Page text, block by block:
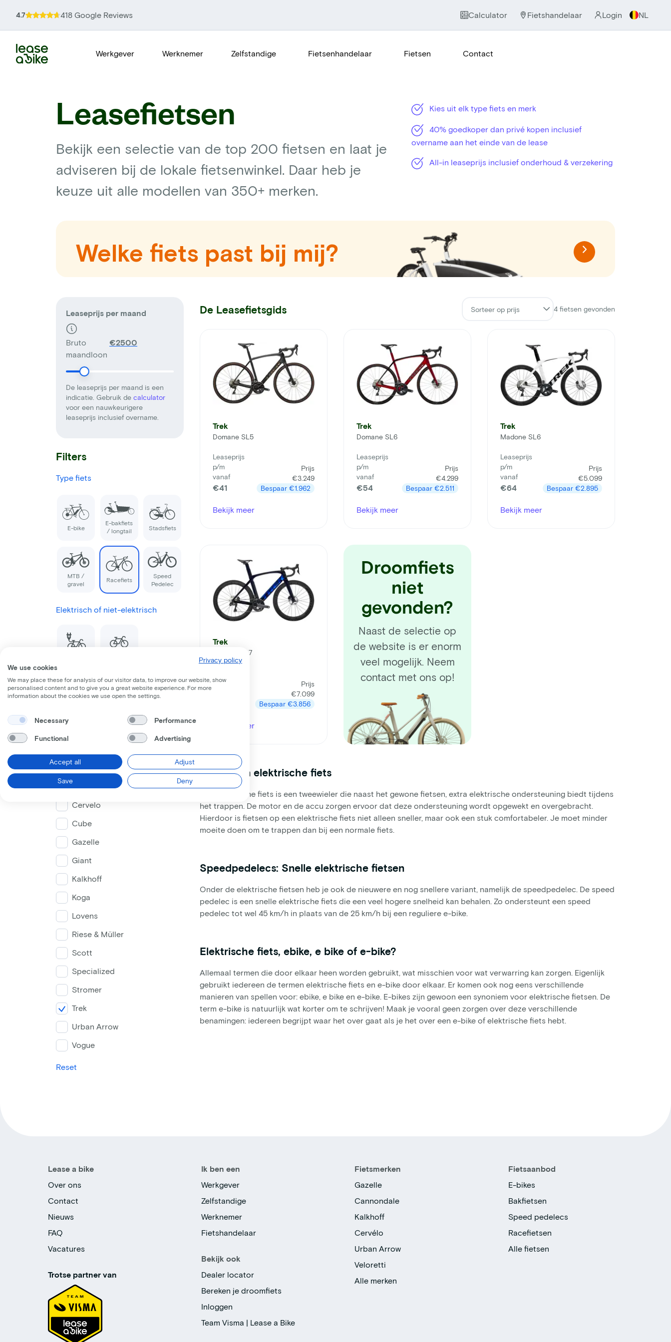
4.7 418 Google Reviews Calculator Fietshandelaar Login NL
Werkgever Werknemer Zelfstandige Fietsenhandelaar Fietsen Contact
Leasefietsen
Bekijk een selectie van de top 200 fietsen en laat je
adviseren bij de lokale fietsenwinkel. Daar heb je
keuze uit alle modellen van 350+ merken.
Kies uit elk type fiets en merk
40% goedkoper dan privé kopen inclusief
overname aan het einde van de lease
All-in leaseprijs inclusief onderhoud & verzekering
Welke fiets past bij mij?
Leaseprijs per maand
Bruto
maandloon
€
De leaseprijs per maand is een
indicatie. Gebruik de calculator
voor een nauwkeurigere
leaseprijs inclusief overname.
Filters
Type fiets
E-bike
E-bakfiets
/ longtail
Stadsfiets
MTB /
gravel
Racefiets
Speed
Pedelec
Elektrisch of niet-elektrisch
Frame model
Middel Hoog
Batavus
Carqon
Cervelo
Cube
Gazelle
Giant
Kalkhoff
Koga
Lovens
Riese & Müller
Scott
Specialized
Stromer
Trek
Urban Arrow
Vogue
Reset
De Leasefietsgids 4 fietsen gevonden
Trek
Domane SL5
Leaseprijs
p/m
vanaf
€41
Prijs
€3.249
Bespaar €1.962
Bekijk meer
Trek
Domane SL6
Leaseprijs
p/m
vanaf
€54
Prijs
€4.299
Bespaar €2.511
Bekijk meer
Trek
Madone SL6
Leaseprijs
p/m
vanaf
€64
Prijs
€5.099
Bespaar €2.895
Bekijk meer
Trek
Madone SL7
p/m
Prijs
€7.099
Bespaar €3.856
Bekijk meer
Droomfiets
niet
gevonden?
Naast de selectie op
de website is er enorm
veel mogelijk. Neem
contact met ons op!
Wat is een elektrische fiets
Een elektrische fiets is een tweewieler die naast het gewone fietsen, extra elektrische ondersteuning biedt tijdens
het trappen. De motor en de accu zorgen ervoor dat deze ondersteuning wordt opgewekt en overgebracht.
Hierdoor is fietsen op een elektrische fiets niet alleen sneller, maar ook een stuk comfortabeler. Je moet minder
moeite doen om te trappen dan bij een normale fiets.
Speedpedelecs: Snelle elektrische fietsen
Onder de elektrische fietsen heb je ook de nieuwere en nog snellere variant, namelijk de speedpedelec. De speed
pedelec is een snelle elektrische fiets die een veel hogere snelheid kan behalen. Zo ondersteunt een speed
pedelec tot wel 45 km/h in plaats van de 25 km/h bij een reguliere e-bike.
Elektrische fiets, ebike, e bike of e-bike?
Allemaal termen die door elkaar heen worden gebruikt, wat misschien voor wat verwarring kan zorgen. Eigenlijk
gebruikt iedereen de termen elektrische fiets en e-bike door elkaar. Er komen ook nog eens verschillende
manieren van spellen voor: ebike, e bike en e-bike. E-bikes zijn gewoon een synoniem voor elektrische fietsen. De
term e-bike is natuurlijk wat korter om te schrijven! Maak je vooral geen zorgen over deze verschillende
benamingen: iedereen begrijpt waar het over gaat als je het over een e-bike of elektrische fiets hebt.
Lease a bike
Over ons
Contact
Nieuws
FAQ
Vacatures
Trotse partner van
Ik ben een
Werkgever
Zelfstandige
Werknemer
Fietshandelaar
Bekijk ook
Dealer locator
Bereken je droomfiets
Inloggen
Team Visma | Lease a Bike
Fietsmerken
Gazelle
Cannondale
Kalkhoff
Cervélo
Urban Arrow
Veloretti
Alle merken
Fietsaanbod
E-bikes
Bakfietsen
Speed pedelecs
Racefietsen
Alle fietsen
Privacy policy
We use cookies
We may place these for analysis of our visitor data, to improve our website, show
personalised content and to give you a great website experience. For more
information about the cookies we use open the settings.
Necessary Performance
Functional Advertising
Accept all Adjust
Save Deny